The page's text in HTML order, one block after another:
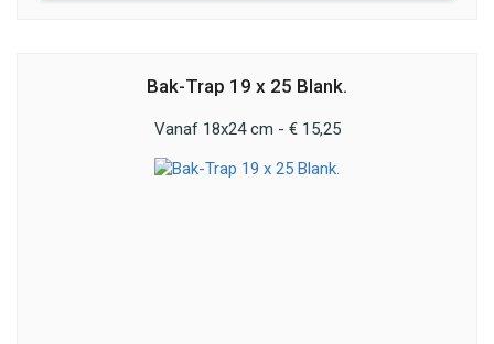
Bak-Trap 19 x 25 Blank.
Vanaf 18x24 cm - € 15,25